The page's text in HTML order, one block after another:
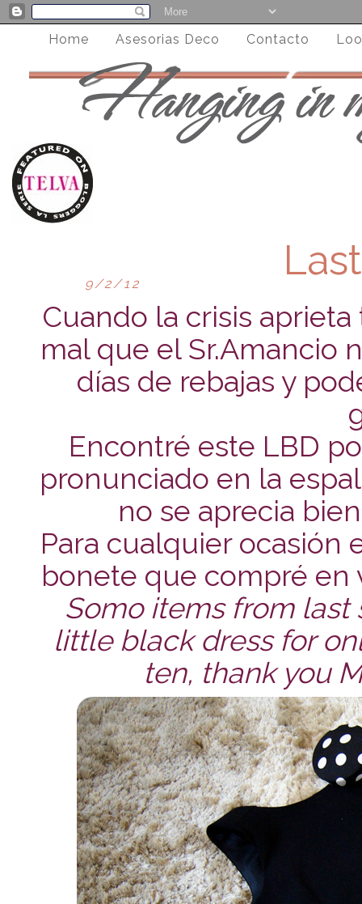
Home Asesorias Deco Contacto
9/2/12
Cuando la crisis
mal que el Sr.Amancio
días de rebajas y
Encontré este LBD
pronunciado en la
no se aprecia
Para cualquier ocasión
bonete que compré en
Somo items from last
little black dress for
ten, thank you